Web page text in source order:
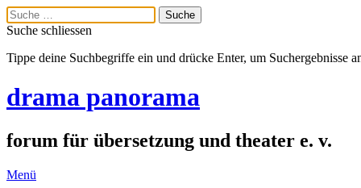
Suche schliessen
Tippe deine Suchbegriffe ein und drücke Enter, um Suchergebnisse
drama panorama
forum für übersetzung und theater e. v.
Menü